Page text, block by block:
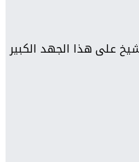
على هذا الجهد الكبير